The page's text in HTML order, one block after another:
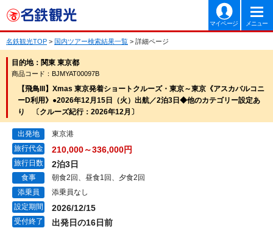
マイページ メニュー
名鉄観光TOP > 国内ツアー検索結果一覧 > 詳細ページ
目的地：関東 東京都
商品コード：BJMYAT00097B
【飛鳥III】Xmas 東京発着ショートクルーズ・東京～東京《アスカバルコニ
ーD利用》●2026年12月15日（火）出航／2泊3日◆他のカテゴリー設定あ
り 〔クルーズ紀行：2026年12月〕
出発地
東京港
旅行代金
210,000～336,000円
旅行日数 2泊3日
食事
朝食2回、昼食1回、夕食2回
添乗員
添乗員なし
設定期間
2026/12/15
受付終了 出発日の16日前